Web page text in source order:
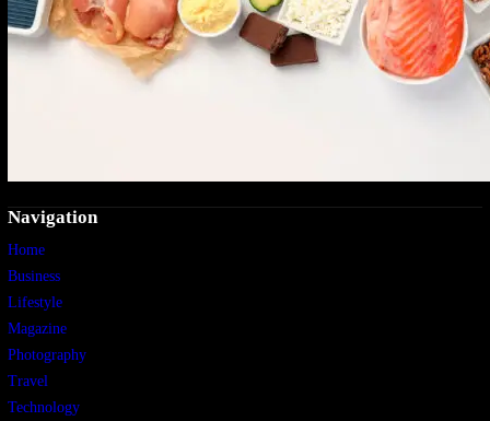
Navigation
Home
Business
Lifestyle
Magazine
Photography
Travel
Technology